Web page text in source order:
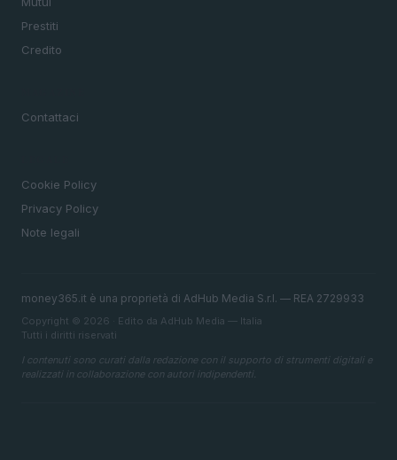
Prestiti
Credito
Contattaci
Cookie Policy
Privacy Policy
Note legali
money365.it è una proprietà di AdHub Media S.r.l. — REA 2729933
Copyright © 2026 · Edito da AdHub Media — Italia
Tutti i diritti riservati
I contenuti sono curati dalla redazione con il supporto di strumenti digitali e
realizzati in collaborazione con autori indipendenti.